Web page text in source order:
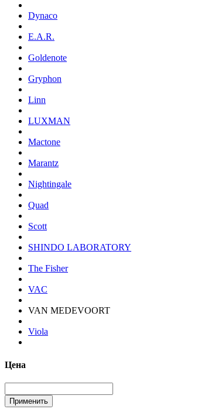
Dynaco
E.A.R.
Goldenote
Gryphon
Linn
LUXMAN
Mactone
Marantz
Nightingale
Quad
Scott
SHINDO LABORATORY
The Fisher
VAC
VAN MEDEVOORT
Viola
Цена